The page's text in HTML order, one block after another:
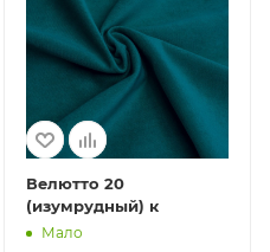
Велютто 20
(изумрудный) к
Мало